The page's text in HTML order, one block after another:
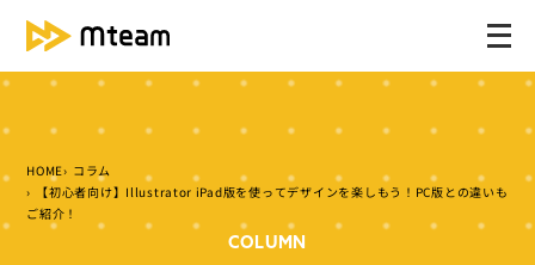
メ
ュ
開
く
HOME コラム
【初心者向け】Illustrator iPad版を使ってデザインを楽しもう！PC版との違いも
ご紹介！
COLUMN